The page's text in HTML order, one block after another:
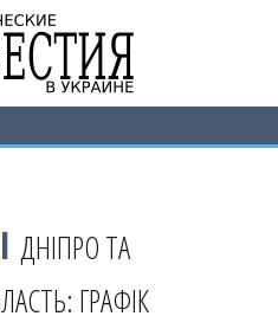
ДНІПРО ТА
ГРАФІК